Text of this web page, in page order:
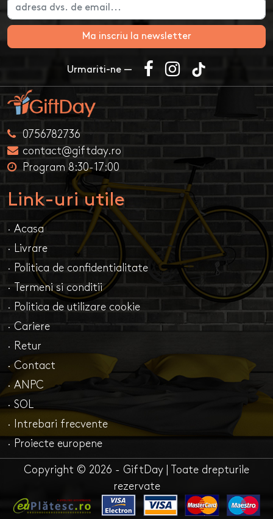
Ma inscriu la newsletter
Urmariti-ne —
0756782736
contact@giftday.ro
Program 8:30-17:00
Link-uri utile
· Acasa
· Livrare
· Politica de confidentialitate
· Termeni si conditii
· Politica de utilizare cookie
· Cariere
· Retur
· Contact
· ANPC
· SOL
· Intrebari frecvente
· Proiecte europene
Copyright © 2026 - GiftDay | Toate drepturile
rezervate